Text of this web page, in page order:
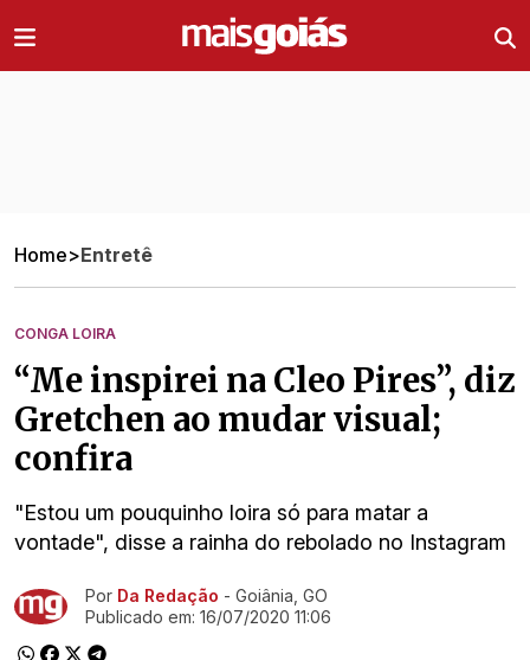
Home>Entretê
CONGA LOIRA
“Me inspirei na Cleo Pires”, diz
Gretchen ao mudar visual;
confira
"Estou um pouquinho loira só para matar a
vontade", disse a rainha do rebolado no Instagram
Ir direto pra matéria
Por Da Redação - Goiânia, GO
Publicado em: 16/07/2020 11:06